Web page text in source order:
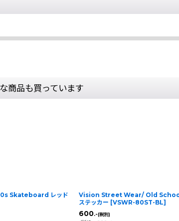
商品も買っています
Skateboard レッド
Vision Street Wear/ Old
ステッカー [VSWR-80ST-BL]
600.-(税別)